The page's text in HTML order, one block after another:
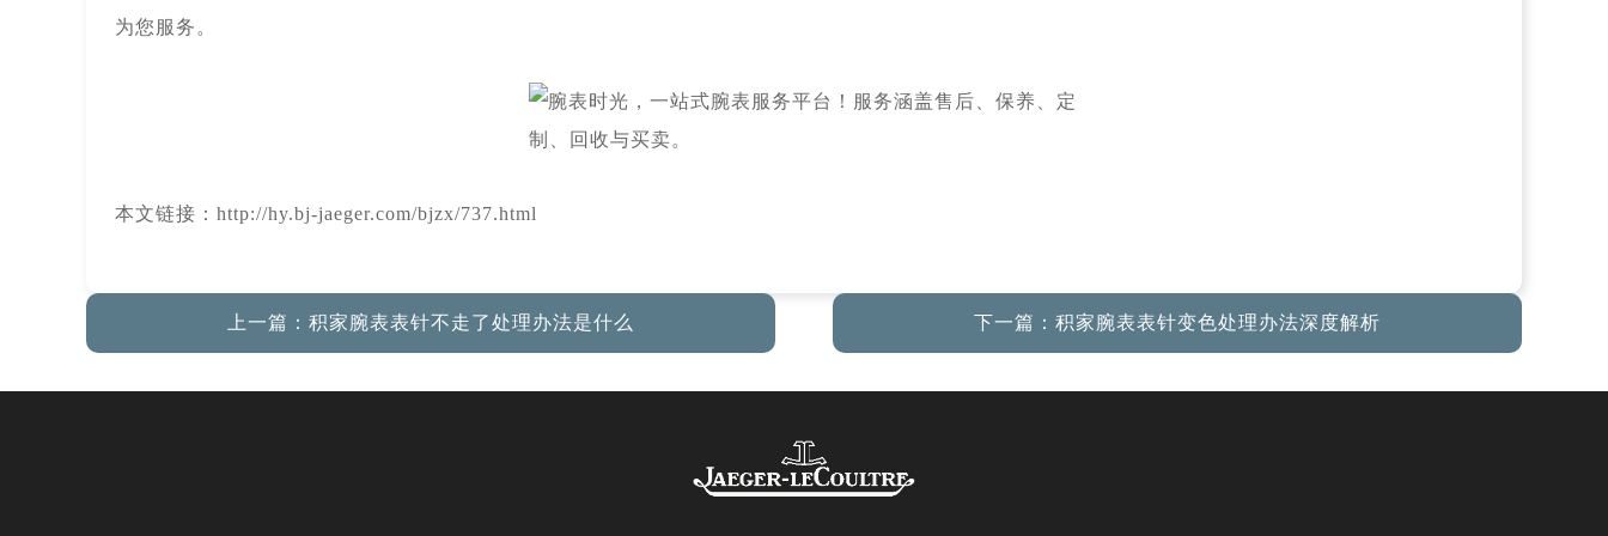
为您服务。
本文链接：http://hy.bj-jaeger.com/bjzx/737.html
上一篇： 积家腕表表针不走了处理办法是什么 下一篇： 积家腕表表针变色处理办法深度解析